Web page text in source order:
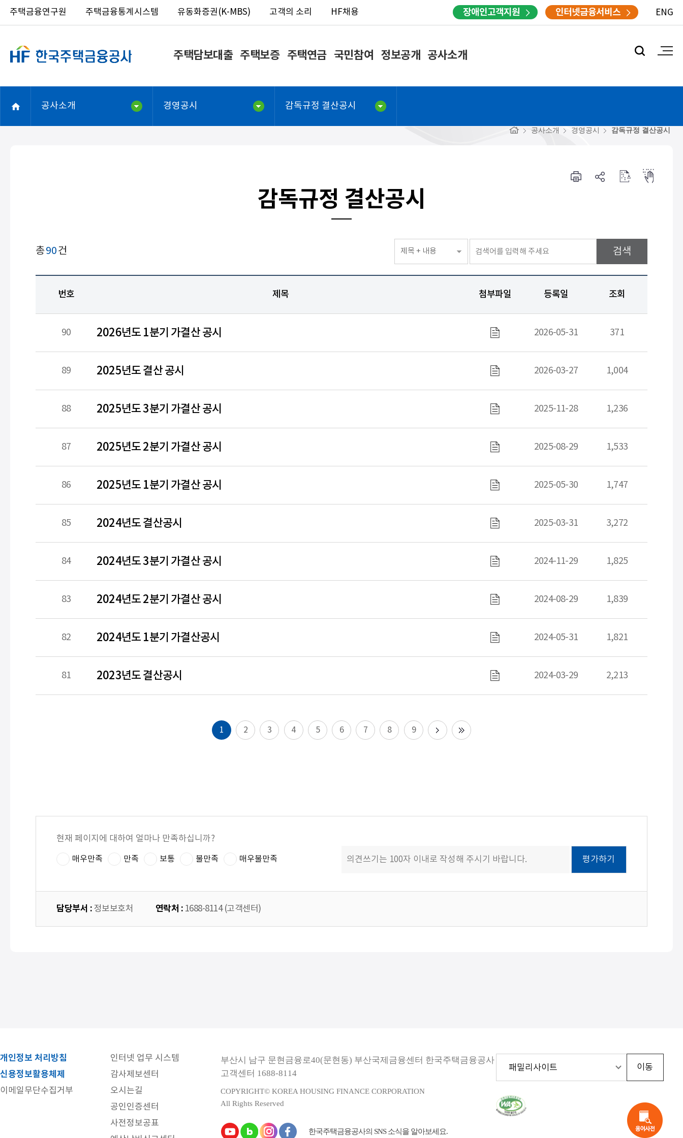
주택금융연구원 주택금융통계시스템 유동화증권(K-MBS) 고객의 소리 HF채용 장애인고객지원 인터넷금융서비스 ENG
주택담보대출 주택보증 주택연금 국민참여 정보공개 공사소개
공사소개 경영공시 감독규정 결산공시
공사소개 경영공시 감독규정 결산공시
프
린
공
유
점
자
점
자
감독규정 결산공시
게시글
총90건 검색분류선택 검색
번호 제목 첨부파일 등록일 조회
90 2026년도 1분기 가결산 공시 첨부파일 2026-05-31 371
89 2025년도 결산 공시 첨부파일 2026-03-27 1,004
88 2025년도 3분기 가결산 공시 첨부파일 2025-11-28 1,236
87 2025년도 2분기 가결산 공시 첨부파일 2025-08-29 1,533
86 2025년도 1분기 가결산 공시 첨부파일 2025-05-30 1,747
85 2024년도 결산공시 첨부파일 2025-03-31 3,272
84 2024년도 3분기 가결산 공시 첨부파일 2024-11-29 1,825
83 2024년도 2분기 가결산 공시 첨부파일 2024-08-29 1,839
82 2024년도 1분기 가결산공시 첨부파일 2024-05-31 1,821
81 2023년도 결산공시 첨부파일 2024-03-29 2,213
1 2 3 4 5 6 7 8 9
현재 페이지에 대하여 얼마나 만족하십니까?
매우만족 만족 보통 불만족 매우불만족
담당부서 : 정보보호처 연락처 : 1688-8114 (고객센터)
개인정보 처리방침
신용정보활용체제
이메일무단수집거부
인터넷 업무 시스템
감사제보센터
오시는길
공인인증센터
사전정보공표
부산시 남구 문현금융로40(문현동) 부산국제금융센터 한국주택금융공사
고객센터 1688-8114
COPYRIGHT© KOREA HOUSING FINANCE CORPORATION
All Rights Reserved
한국주택금융공사의 SNS 소식을 알아보세요.
한
국
웹